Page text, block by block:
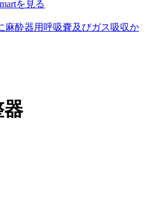
を見る
麻酔器用呼吸嚢及びガス吸収か
器